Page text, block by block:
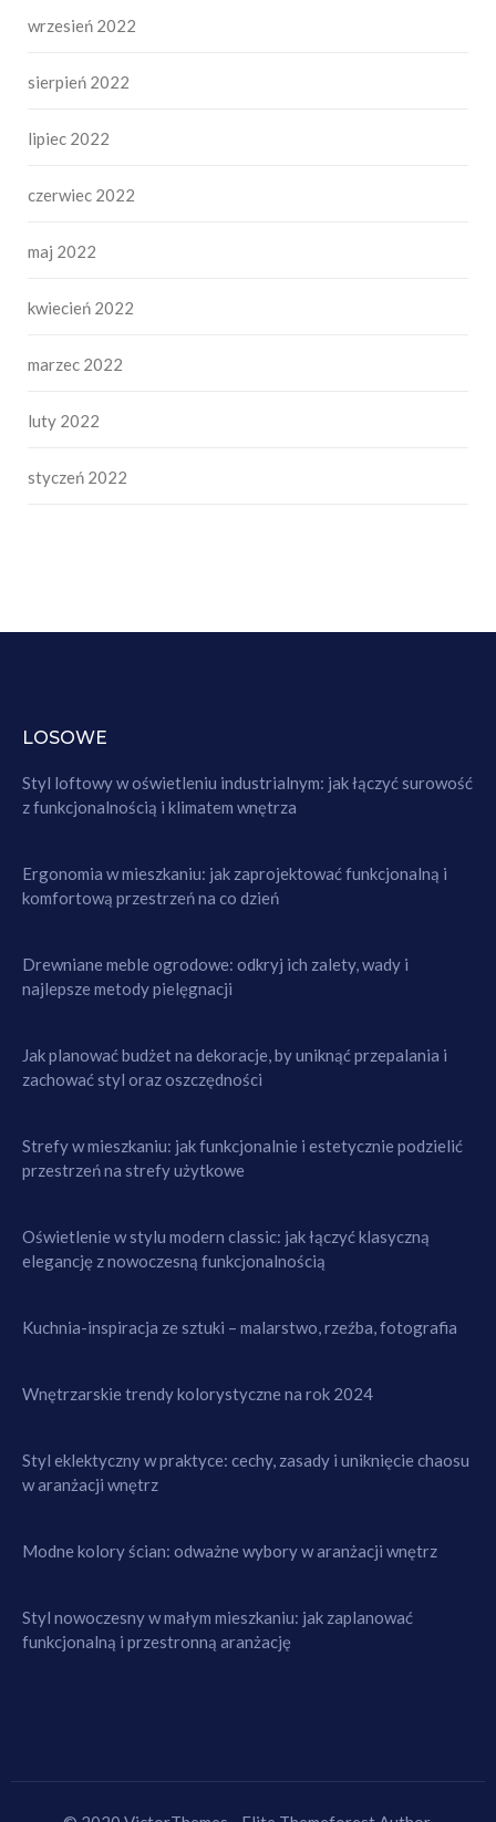
wrzesień 2022
sierpień 2022
lipiec 2022
czerwiec 2022
maj 2022
kwiecień 2022
marzec 2022
luty 2022
styczeń 2022
LOSOWE
Styl loftowy w oświetleniu industrialnym: jak łączyć surowość
z funkcjonalnością i klimatem wnętrza
Ergonomia w mieszkaniu: jak zaprojektować funkcjonalną i
komfortową przestrzeń na co dzień
Drewniane meble ogrodowe: odkryj ich zalety, wady i
najlepsze metody pielęgnacji
Jak planować budżet na dekoracje, by uniknąć przepalania i
zachować styl oraz oszczędności
Strefy w mieszkaniu: jak funkcjonalnie i estetycznie podzielić
przestrzeń na strefy użytkowe
Oświetlenie w stylu modern classic: jak łączyć klasyczną
elegancję z nowoczesną funkcjonalnością
Kuchnia-inspiracja ze sztuki – malarstwo, rzeźba, fotografia
Wnętrzarskie trendy kolorystyczne na rok 2024
Styl eklektyczny w praktyce: cechy, zasady i uniknięcie chaosu
w aranżacji wnętrz
Modne kolory ścian: odważne wybory w aranżacji wnętrz
Styl nowoczesny w małym mieszkaniu: jak zaplanować
funkcjonalną i przestronną aranżację